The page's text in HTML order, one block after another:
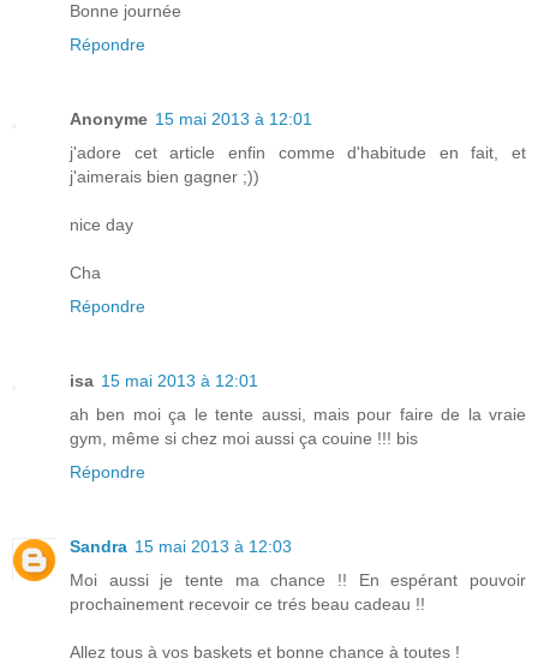
Bonne journée
Répondre
Anonyme 15 mai 2013 à 12:01
j'adore cet article enfin comme d'habitude en fait, et
j'aimerais bien gagner ;))
nice day
Cha
Répondre
isa 15 mai 2013 à 12:01
ah ben moi ça le tente aussi, mais pour faire de la vraie
gym, même si chez moi aussi ça couine !!! bis
Répondre
Sandra 15 mai 2013 à 12:03
Moi aussi je tente ma chance !! En espérant pouvoir
prochainement recevoir ce trés beau cadeau !!
Allez tous à vos baskets et bonne chance à toutes !